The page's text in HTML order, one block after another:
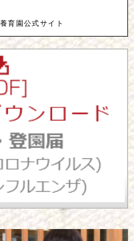
育園公式サイト